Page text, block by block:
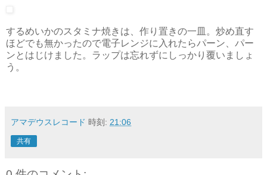
するめいかのスタミナ焼きは、作り置きの一皿。炒め直す
ほどでも無かったので電子レンジに入れたらパーン、パー
ンとはじけました。ラップは忘れずにしっかり覆いましょ
う。
アマデウスレコード 時刻: 21:06
共有